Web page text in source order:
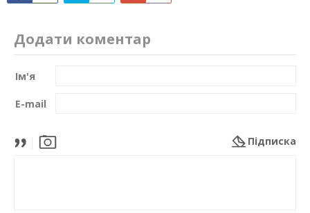
Додати коментар
Ім'я
E-mail
Підписка